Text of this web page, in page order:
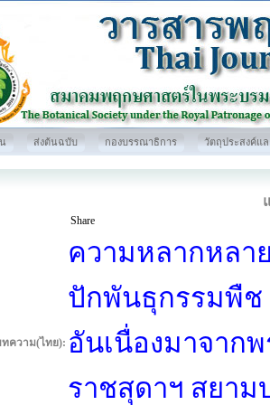
ส่งต้นฉบับ กองบรรณาธิการ วัตถุประสงค์แ
Share
ความ(ไทย):
ความหลากหล
ปักพันธุกรรมพืช
อันเนื่องมาจาก
ราชสุดาฯ สยาม